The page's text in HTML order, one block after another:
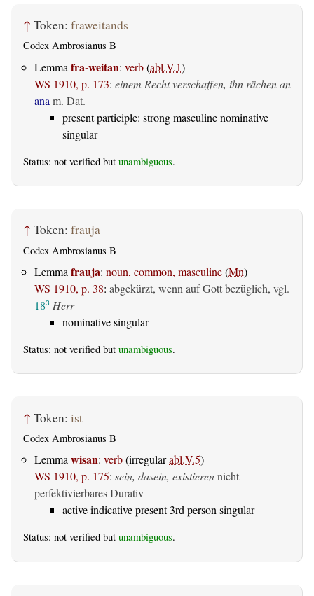
↑ Token: fraweitands
Codex Ambrosianus B
Lemma fra-weitan: verb(abl.V.1)
WS 1910, p. 173: einem Recht verschaffen, ihn rächen an
ana m. Dat.
present participle: strong masculine nominative
singular
Status: not verified but unambiguous.
↑ Token: frauja
Codex Ambrosianus B
Lemma frauja: noun, common, masculine(Mn)
WS 1910, p. 38: abgekürzt, wenn auf Gott bezüglich, vgl.
183 Herr
nominative singular
Status: not verified but unambiguous.
↑ Token: ist
Codex Ambrosianus B
Lemmawisan: verb(irregularabl.V.5)
WS 1910, p. 175: sein, dasein, existierennicht
perfektivierbares Durativ
active indicative present 3rd person singular
Status: not verified but unambiguous.